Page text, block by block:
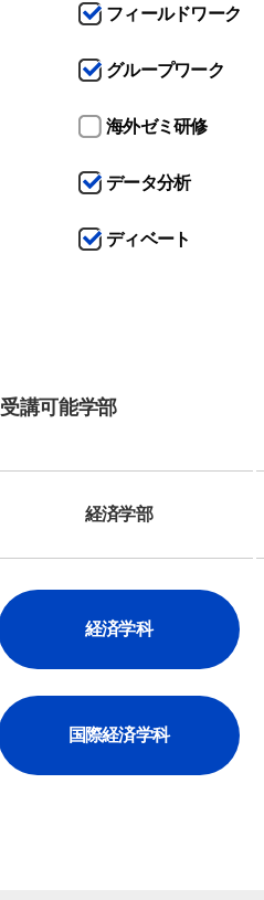
フィールドワーク
グループワーク
海外ゼミ研修
データ分析
ディベート
受講可能学部
経済学部
経済学科
国際経済学科